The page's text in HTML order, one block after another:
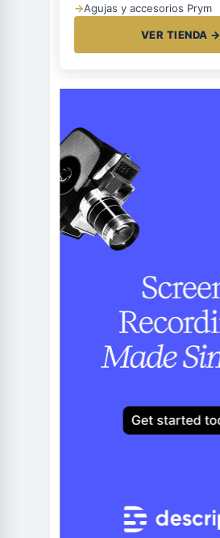
→Agujas y accesorios Prym
VER TIENDA →